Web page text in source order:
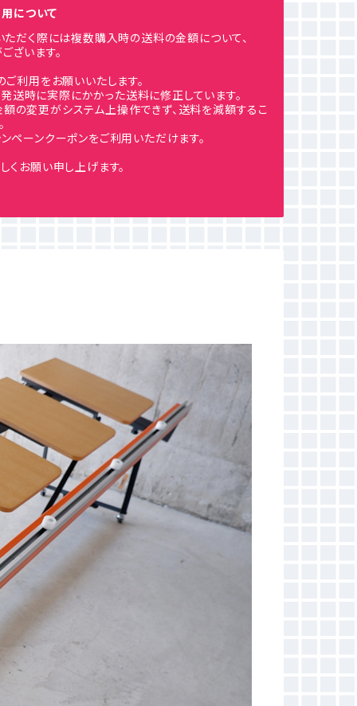
について
だく際には複数購入時の送料の金額について、
ざいます。
利用をお願いいたします。
送時に実際にかかった送料に修正しています。
の変更がシステム上操作できず、送料を減額するこ
ーンクーポンをご利用いただけます。
くお願い申し上げます。